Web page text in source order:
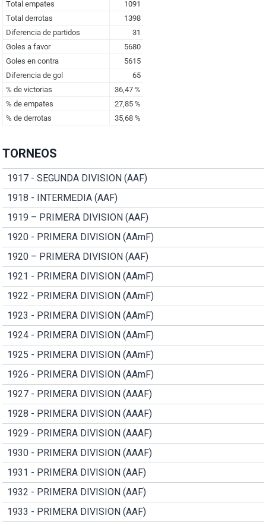
TORNEOS
1917 - SEGUNDA DIVISION (AAF)
1918 - INTERMEDIA (AAF)
1919 – PRIMERA DIVISION (AAF)
1920 - PRIMERA DIVISION (AAmF)
1920 – PRIMERA DIVISION (AAF)
1921 - PRIMERA DIVISION (AAmF)
1922 - PRIMERA DIVISION (AAmF)
1923 - PRIMERA DIVISION (AAmF)
1924 - PRIMERA DIVISION (AAmF)
1925 - PRIMERA DIVISION (AAmF)
1926 - PRIMERA DIVISION (AAmF)
1927 - PRIMERA DIVISION (AAAF)
1928 - PRIMERA DIVISION (AAAF)
1929 - PRIMERA DIVISION (AAAF)
1930 - PRIMERA DIVISION (AAAF)
1931 - PRIMERA DIVISION (AAF)
1932 - PRIMERA DIVISION (AAF)
1933 - PRIMERA DIVISION (AAF)